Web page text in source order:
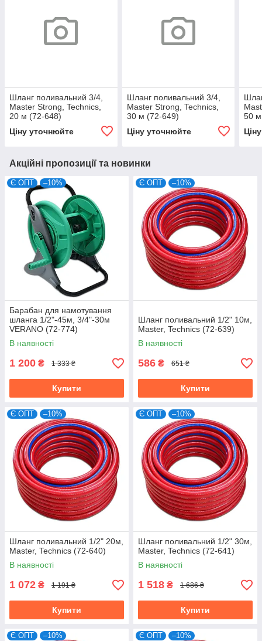
Шланг поливальний 3/4,
Master Strong, Technics,
20 м (72-648)
Ціну уточнюйте
Шланг поливальний 3/4,
Master Strong, Technics,
30 м (72-649)
Ціну уточнюйте
50
Акційні пропозиції та новинки
Є ОПТ –10%
Барабан для намотування
шланга 1/2"-45м, 3/4"-30м
VERANO (72-774)
В наявності
1 200 ₴ 1 333 ₴
Купити
Є ОПТ –10%
Шланг поливальний 1/2" 10м,
Master, Technics (72-639)
В наявності
586 ₴ 651 ₴
Купити
Є ОПТ –10%
Шланг поливальний 1/2" 20м,
Master, Technics (72-640)
В наявності
1 072 ₴ 1 191 ₴
Купити
Є ОПТ –10%
Шланг поливальний 1/2" 30м,
Master, Technics (72-641)
В наявності
1 518 ₴ 1 686 ₴
Купити
Є ОПТ –10% Є ОПТ –10%